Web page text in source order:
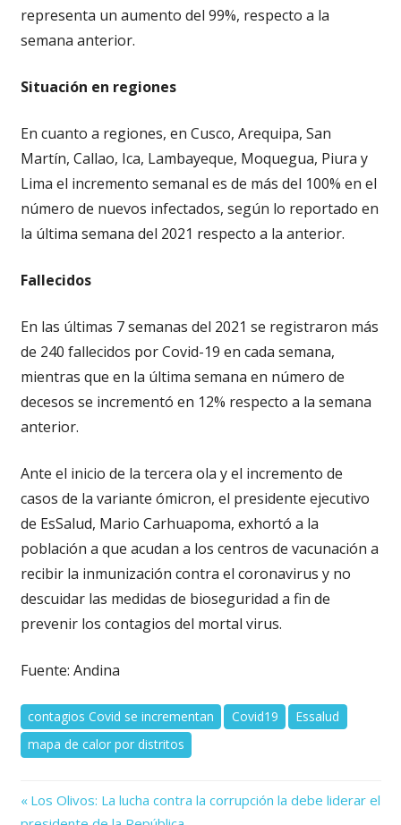
representa un aumento del 99%, respecto a la
semana anterior.
Situación en regiones
En cuanto a regiones, en Cusco, Arequipa, San
Martín, Callao, Ica, Lambayeque, Moquegua, Piura y
Lima el incremento semanal es de más del 100% en el
número de nuevos infectados, según lo reportado en
la última semana del 2021 respecto a la anterior.
Fallecidos
En las últimas 7 semanas del 2021 se registraron más
de 240 fallecidos por Covid-19 en cada semana,
mientras que en la última semana en número de
decesos se incrementó en 12% respecto a la semana
anterior.
Ante el inicio de la tercera ola y el incremento de
casos de la variante ómicron, el presidente ejecutivo
de EsSalud, Mario Carhuapoma, exhortó a la
población a que acudan a los centros de vacunación a
recibir la inmunización contra el coronavirus y no
descuidar las medidas de bioseguridad a fin de
prevenir los contagios del mortal virus.
Fuente: Andina
contagios Covid se incrementan Covid19
Essalud
mapa de calor por distritos
Navegación
Previous
Los Olivos: La lucha contra la corrupción la debe liderar el